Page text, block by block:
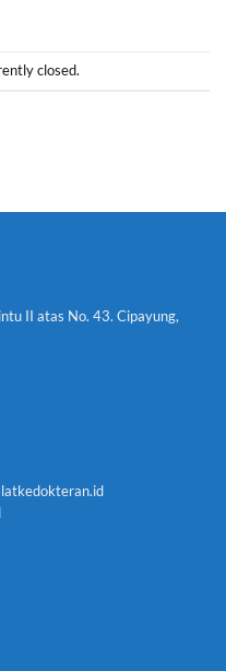
closed.
II atas No. 43. Cipayung,